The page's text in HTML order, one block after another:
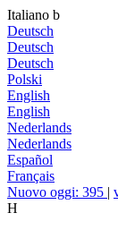
Italiano b
Deutsch
Deutsch
Deutsch
Polski
English
English
Nederlands
Nederlands
Español
Français
Nuovo oggi: 395 |
H